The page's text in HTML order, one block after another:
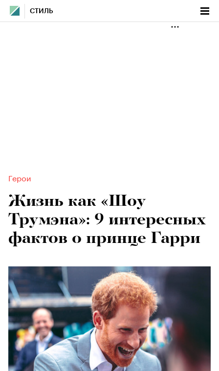
СТИЛЬ
Герои
Жизнь как «Шоу
Трумэна»: 9 интересных
фактов о принце Гарри